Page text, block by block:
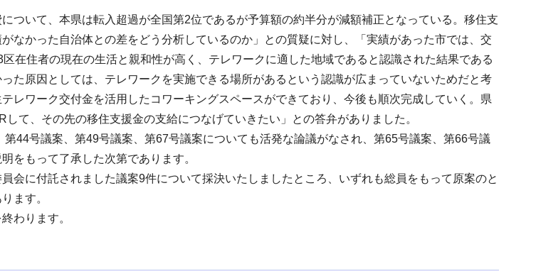
ついて、本県は転入超過が全国第2位であるが予算額の約半分が減額補正となっている。移住支
なかった自治体との差をどう分析しているのか」との質疑に対し、「実績があった市では、交
在住者の現在の生活と親和性が高く、テレワークに適した地域であると認識された結果である
た原因としては、テレワークを実施できる場所があるという認識が広まっていないためだと考
レワーク交付金を活用したコワーキングスペースができており、今後も順次完成していく。県
て、その先の移住支援金の支給につなげていきたい」との答弁がありました。
44号議案、第49号議案、第67号議案についても活発な論議がなされ、第65号議案、第66号議
をもって了承した次第であります。
会に付託されました議案9件について採決いたしましたところ、いずれも総員をもって原案のと
ます。
わります。